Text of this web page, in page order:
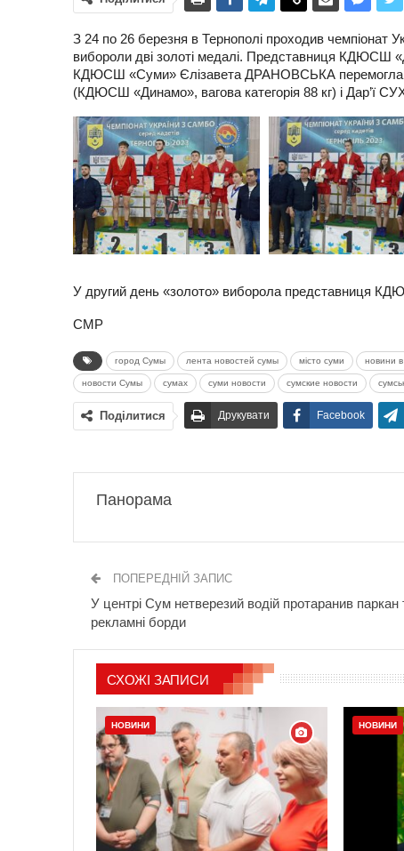
З 24 по 26 березня в Тернополі проходив чемпіонат
вибороли дві золоті медалі. Представниця КДЮСШ
КДЮСШ «Суми» Єлізавета ДРАНОВСЬКА перемогла у
(КДЮСШ «Динамо», вагова категорія 88 кг) і Дар’ї
У другий день «золото» виборола представниця
СМР
город Сумы лента новостей сумы місто суми новини
новости Сумы сумах суми новости сумские новости
Поділитися Друкувати Facebook
Панорама
ПОПЕРЕДНІЙ ЗАПИС
У центрі Сум нетверезий водій протаранив паркан
рекламні борди
СХОЖІ ЗАПИСИ
НОВИНИ НОВИНИ